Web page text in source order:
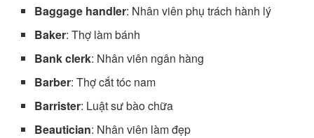
Baggage handler: Nhân viên phụ trách hành lý
Baker: Thợ làm bánh
Bank clerk: Nhân viên ngân hàng
Barber: Thợ cắt tóc nam
Barrister: Luật sư bào chữa
Beautician: Nhân viên làm đẹp